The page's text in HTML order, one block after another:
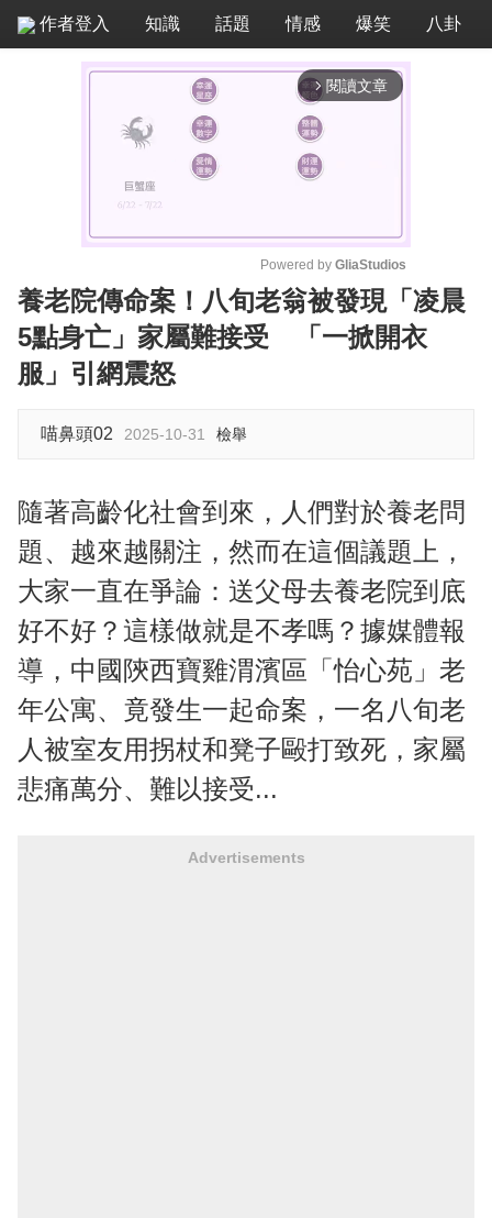
作者登入 知識 話題 情感 爆笑 八卦
arrow_forward_ios 閱讀文章
M
Powered by GliaStudios
養老院傳命案！八旬老翁被發現「凌晨
5點身亡」家屬難接受 「一掀開衣
服」引網震怒
喵鼻頭02 2025-10-31 檢舉
隨著高齡化社會到來，人們對於養老問
題、越來越關注，然而在這個議題上，
大家一直在爭論：送父母去養老院到底
好不好？這樣做就是不孝嗎？據媒體報
導，中國陝西寶雞渭濱區「怡心苑」老
年公寓、竟發生一起命案，一名八旬老
人被室友用拐杖和凳子毆打致死，家屬
悲痛萬分、難以接受...
Advertisements